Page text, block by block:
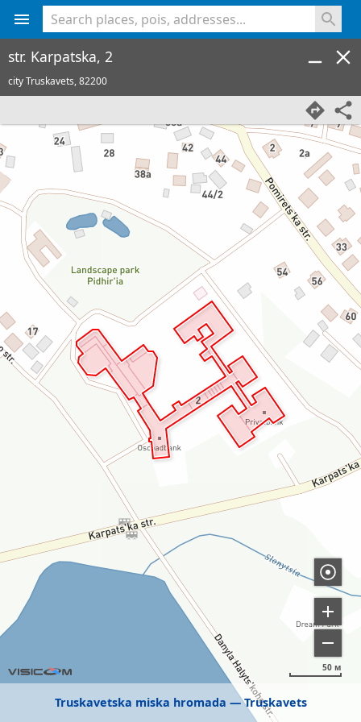
Truskavetska miska hromada Truskavets
50 м
str. Karpatska, 2
city Truskavets,82200
<% console.log(hcard) %>